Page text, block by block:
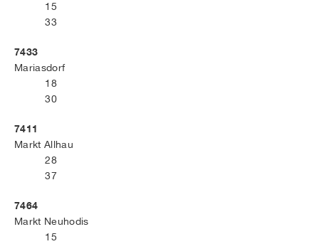
15
33
7433
Mariasdorf
18
30
7411
Markt Allhau
28
37
7464
Markt Neuhodis
15